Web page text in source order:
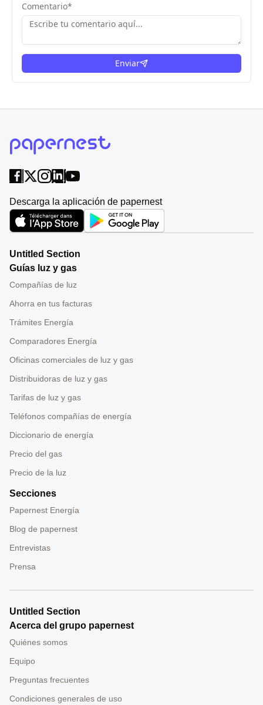
Comentario*
Enviar
Descarga la aplicación de papernest
Untitled Section
Guías luz y gas
Compañías de luz
Ahorra en tus facturas
Trámites Energía
Comparadores Energía
Oficinas comerciales de luz y gas
Distribuidoras de luz y gas
Tarifas de luz y gas
Teléfonos compañías de energía
Diccionario de energía
Precio del gas
Precio de la luz
Secciones
Papernest Energía
Blog de papernest
Entrevistas
Prensa
Untitled Section
Acerca del grupo papernest
Quiénes somos
Equipo
Preguntas frecuentes
Condiciones generales de uso